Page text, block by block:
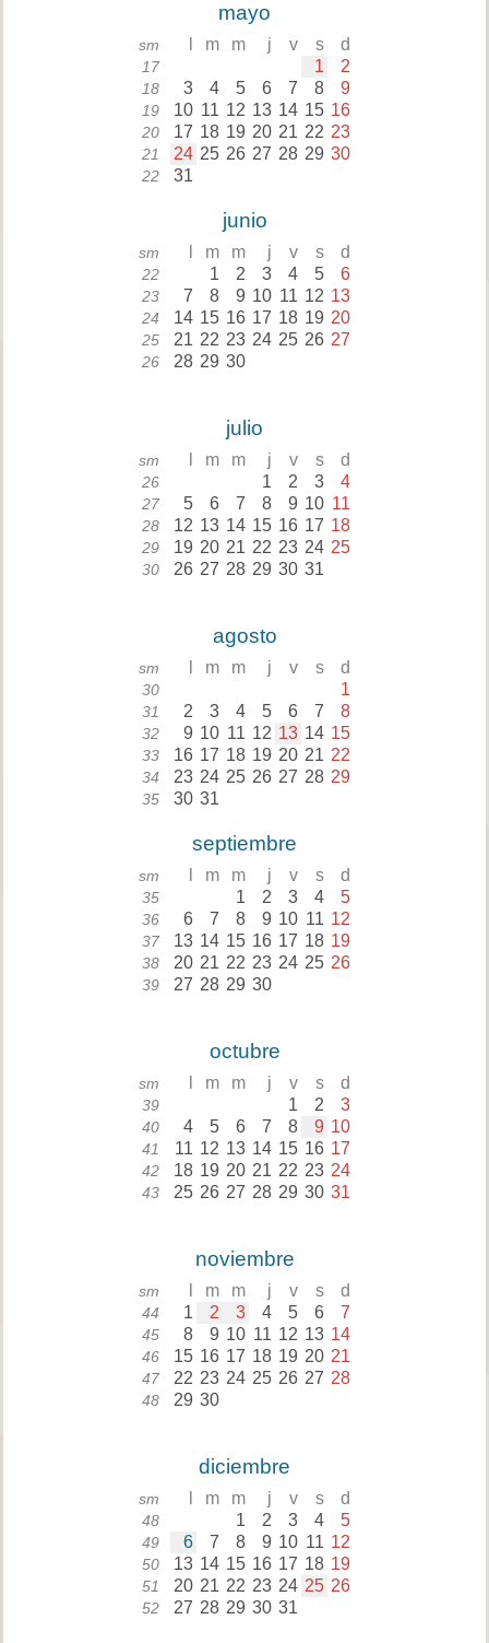
mayo
sm m m j v s d
17 1 2
18 3 4 5 6 7 8 9
19 10 11 12 13 14 15 16
20 17 18 19 20 21 22 23
21 24 25 26 27 28 29 30
22 31
junio
sm m m j v s d
22 1 2 3 4 5 6
23 7 8 9 10 11 12 13
24 14 15 16 17 18 19 20
25 21 22 23 24 25 26 27
26 28 29 30
julio
sm m m j v s d
26 1 2 3 4
27 5 6 7 8 9 10 11
28 12 13 14 15 16 17 18
29 19 20 21 22 23 24 25
30 26 27 28 29 30 31
agosto
sm m m j v s d
30 1
31 2 3 4 5 6 7 8
32 9 10 11 12 13 14 15
33 16 17 18 19 20 21 22
34 23 24 25 26 27 28 29
35 30 31
septiembre
sm m m j v s d
35 1 2 3 4 5
36 6 7 8 9 10 11 12
37 13 14 15 16 17 18 19
38 20 21 22 23 24 25 26
39 27 28 29 30
octubre
sm m m j v s d
39 1 2 3
40 4 5 6 7 8 9 10
41 11 12 13 14 15 16 17
42 18 19 20 21 22 23 24
43 25 26 27 28 29 30 31
noviembre
sm m m j v s d
44 1 2 3 4 5 6 7
45 8 9 10 11 12 13 14
46 15 16 17 18 19 20 21
47 22 23 24 25 26 27 28
48 29 30
diciembre
sm m m j v s d
48 1 2 3 4 5
49 6 7 8 9 10 11 12
50 13 14 15 16 17 18 19
51 20 21 22 23 24 25 26
52 27 28 29 30 31